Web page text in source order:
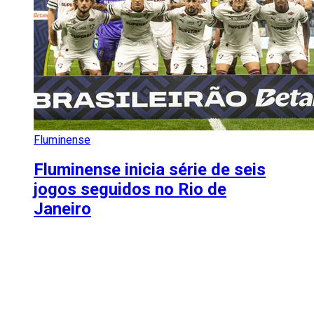
Fluminense
Fluminense inicia série de seis
jogos seguidos no Rio de
Janeiro